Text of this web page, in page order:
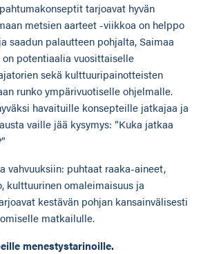
tarjoavat hyvän
metsien aarteet -viikkoa on helppo
saadun palautteen pohjalta, Saimaa
potentiaalia vuosittaiselle
sekä kulttuuripainotteisten
runko ympärivuotiselle ohjelmalle.
havaituille konsepteille jatkajaa ja
vaille jää kysymys: ”Kuka jatkaa
vahvuuksiin: puhtaat raaka-aineet,
kulttuurinen omaleimaisuus ja
kestävän pohjan kansainvälisesti
matkailulle.
menestystarinoille.